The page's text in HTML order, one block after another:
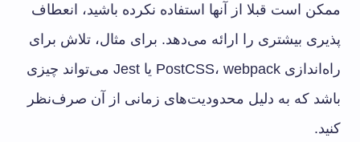
ممکن است قبلا از آنها استفاده نکرده باشید، انعطاف
پذیری بیشتری را ارائه می‌دهد. برای مثال، تلاش برای
راه‌اندازی PostCSS، webpack یا Jest می‌تواند چیزی
باشد که به دلیل محدودیت‌های زمانی از آن صرف‌نظر
کنید.